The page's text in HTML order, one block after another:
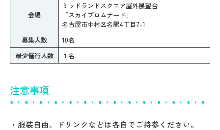
会場
ミッドランドスクエア屋外展望台
「スカイプロムナード」
名古屋市中村区名駅4丁目7-1
募集人数
10名
最少催行人数
１名
注意事項
・服装自由、ドリンクなどは各自でご持参ください。